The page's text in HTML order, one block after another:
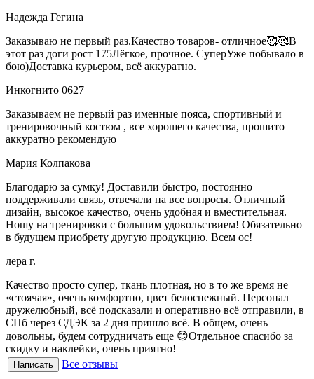
Надежда Гегина
Заказываю не первый раз.Качество товаров- отличное🥰🥰В
этот раз доги рост 175Лёгкое, прочное. СуперУже побывало в
бою)Доставка курьером, всё аккуратно.
Инкогнито 0627
Заказываем не первый раз именные пояса, спортивный и
тренировочный костюм , все хорошего качества, прошито
аккуратно рекомендую
Мария Колпакова
Благодарю за сумку! Доставили быстро, постоянно
поддерживали связь, отвечали на все вопросы. Отличный
дизайн, высокое качество, очень удобная и вместительная.
Ношу на тренировки с большим удовольствием! Обязательно
в будущем приобрету другую продукцию. Всем ос!
лера г.
Качество просто супер, ткань плотная, но в то же время не
«стоячая», очень комфортно, цвет белоснежный. Персонал
дружелюбный, всё подсказали и оперативно всё отправили, в
СПб через СДЭК за 2 дня пришло всё. В общем, очень
довольны, будем сотрудничать еще 😊Отдельное спасибо за
скидку и наклейки, очень приятно!
Написать Все отзывы